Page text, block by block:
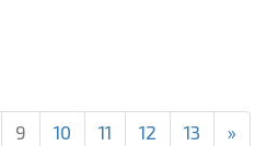
9 10 11 12 13 »